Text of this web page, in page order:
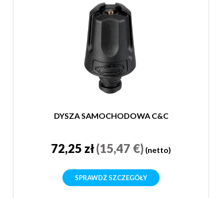
DYSZA SAMOCHODOWA C&C
72,25 zł(15,47 €) (netto)
SPRAWDŹ SZCZEGÓŁY